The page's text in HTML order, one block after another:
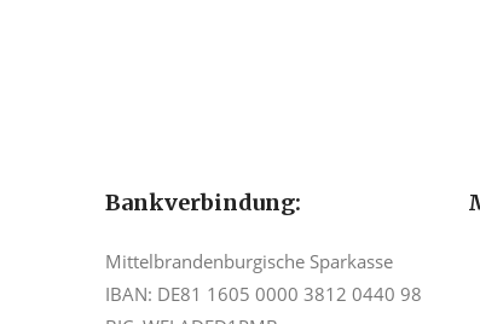
Bankverbindung:
Mittelbrandenburgische Sparkasse
IBAN: DE81 1605 0000 3812 0440 98